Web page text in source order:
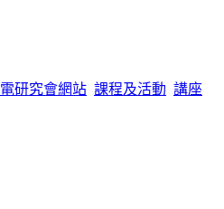
研究會網站 課程及活動 講座